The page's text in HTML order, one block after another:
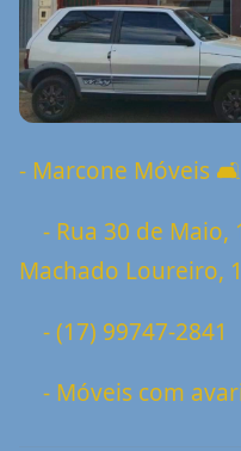
- Marcone Móveis 🛋️
- Rua 30 de Maio,
Machado Loureiro,
- (17) 99747-2841
- Móveis com